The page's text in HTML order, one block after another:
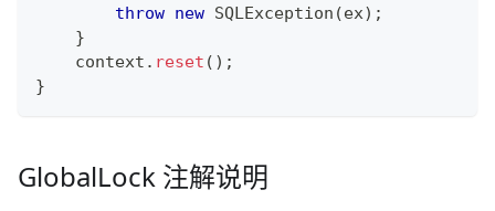
throw new SQLException (ex) ;
}
    context
. reset ( ) ;
}
GlobalLock 注解说明